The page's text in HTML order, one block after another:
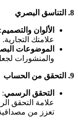
8. التناسق البصري
الألوان والتصميم
علامتك التجارية.
الموضوعات
والمنشورات
9. التحقق من الحساب
التحقق الرسمي:
علامة التحقق
تعزز من